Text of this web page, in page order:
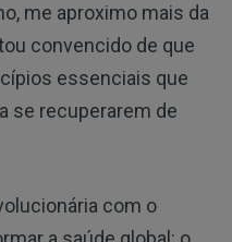
me aproximo mais da
convencido de que
essenciais que
se recuperarem de
com o